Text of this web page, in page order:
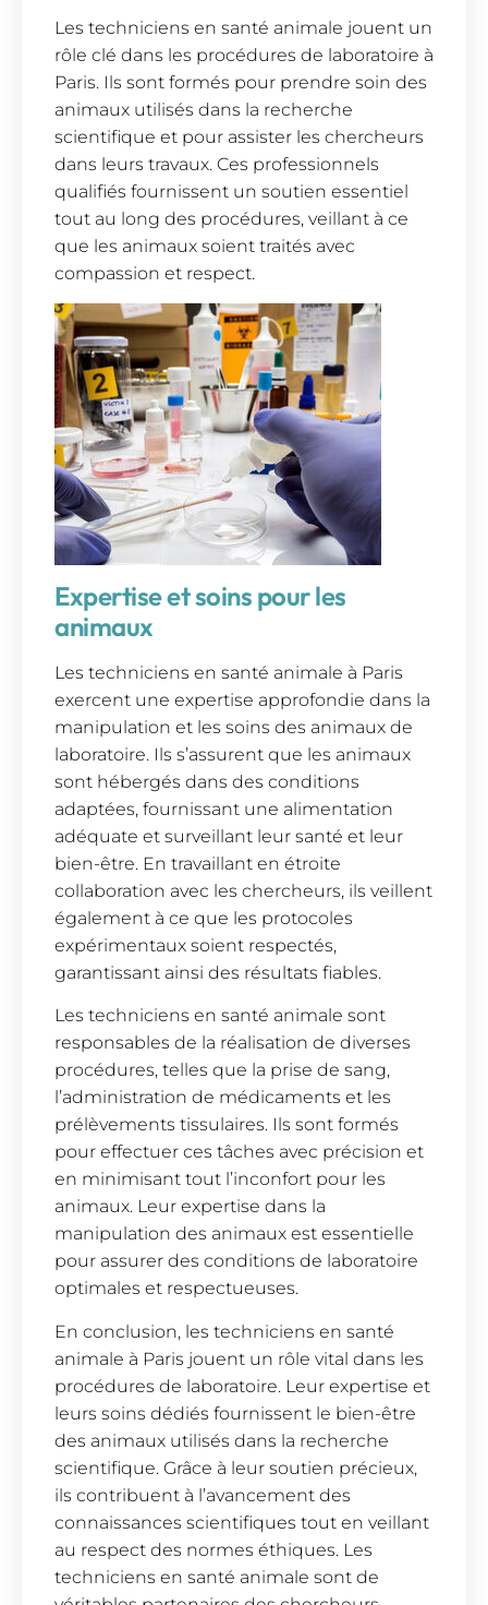
Les techniciens en santé animale jouent un
rôle clé dans les procédures de laboratoire à
Paris. Ils sont formés pour prendre soin des
animaux utilisés dans la recherche
scientifique et pour assister les chercheurs
dans leurs travaux. Ces professionnels
qualifiés fournissent un soutien essentiel
tout au long des procédures, veillant à ce
que les animaux soient traités avec
compassion et respect.
Expertise et soins pour les
animaux
Les techniciens en santé animale à Paris
exercent une expertise approfondie dans la
manipulation et les soins des animaux de
laboratoire. Ils s’assurent que les animaux
sont hébergés dans des conditions
adaptées, fournissant une alimentation
adéquate et surveillant leur santé et leur
bien-être. En travaillant en étroite
collaboration avec les chercheurs, ils veillent
également à ce que les protocoles
expérimentaux soient respectés,
garantissant ainsi des résultats fiables.
Les techniciens en santé animale sont
responsables de la réalisation de diverses
procédures, telles que la prise de sang,
l’administration de médicaments et les
prélèvements tissulaires. Ils sont formés
pour effectuer ces tâches avec précision et
en minimisant tout l’inconfort pour les
animaux. Leur expertise dans la
manipulation des animaux est essentielle
pour assurer des conditions de laboratoire
optimales et respectueuses.
En conclusion, les techniciens en santé
animale à Paris jouent un rôle vital dans les
procédures de laboratoire. Leur expertise et
leurs soins dédiés fournissent le bien-être
des animaux utilisés dans la recherche
scientifique. Grâce à leur soutien précieux,
ils contribuent à l’avancement des
connaissances scientifiques tout en veillant
au respect des normes éthiques. Les
techniciens en santé animale sont de